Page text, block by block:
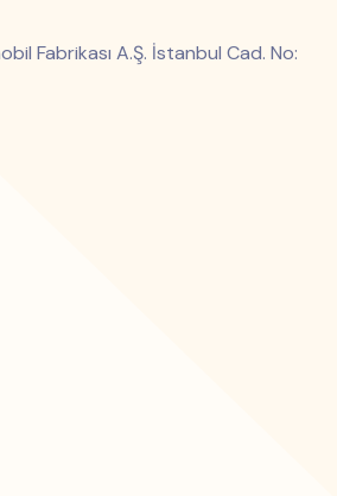
Fabrikası A.Ş. İstanbul Cad. No: